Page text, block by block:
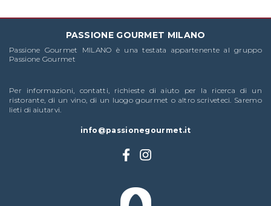
PASSIONE GOURMET MILANO
Passione Gourmet MILANO è una testata appartenente al gruppo
Passione Gourmet
Per informazioni, contatti, richieste di aiuto per la ricerca di un
ristorante, di un vino, di un luogo gourmet o altro scriveteci. Saremo
lieti di aiutarvi.
info@passionegourmet.it